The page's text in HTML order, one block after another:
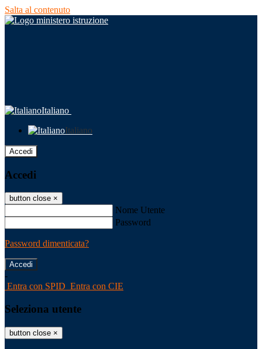
Salta al contenuto
Italiano
Italiano
Accedi
Accedi
button close ×
Nome Utente
Password
Password dimenticata?
-
Entra con SPID Entra con CIE
Seleziona utente
button close ×